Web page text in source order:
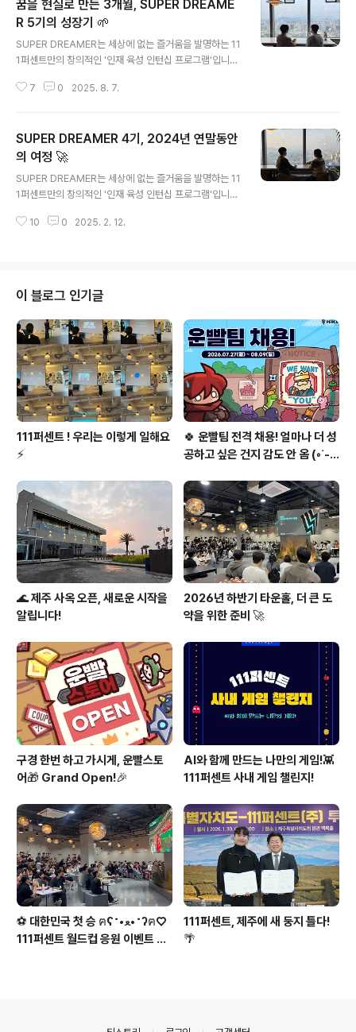
CD로 성장하기까지의 여정과 111퍼센트만의 빠르고 유연
한 일하는 방식을 직접 들어봤습니다. ☺️ 현재 슈퍼드리머
6기 모집이 진행 중인 만큼,🔥🔥슈퍼드리머 출신 CD분들
이 들려주는 무궁무진한 성장 기회와 111퍼센트의 일하는
방식에 대한 이야기 !! 절대 놓치지 마세요! Q. 안녕하세요 !
두 분 자기소개 부탁드립니다. 지카이스 : 안녕하세요!..
꿈을 현실로 만든 3개월, SUPER DREAME
R 5기의 성장기 🌱
SUPER DREAMER는 세상에 없는 즐거움을 발명하는 11
1퍼센트만의 창의적인 '인재 육성 인턴십 프로그램'입니다.
년도 4기를 이어, 2025년 4월부터 6월까지 3개월 동안
개발의 A-Z 까지 경험할 수 있기 때문에 경쟁률이 더 치열
해지고 있는데요. 특히, 이번 5기는 132:1이라는 역대급
경쟁률을 기록하였습니다 ! ♥️ 3기부터는 아트 직군도 함
께 참여하면서, 그 기회가 확대되었는데요. 매 기수의 대부
분이 111퍼센트의 정규직으로 합류할 만큼 높은 전환율을
보이고 있습니다 !덕분에 슈퍼드리머는 단순한 인턴십을
7 0 2025. 8. 7.
SUPER DREAMER 4기, 2024년 연말동안
의 여정 🚀
SUPER DREAMER는 세상에 없는 즐거움을 발명하는 11
1퍼센트만의 창의적인 '인재 육성 인턴십 프로그램'입니
22년도 2기, 2023년도 3기에 이어 2024년에도 슈퍼드
험할 수 있기 때문에 매번 경쟁률이 높은데요, 이번 4기는
특히나 역대급 지원자 수와 함께 42:1이라는 경쟁률을 보
일 정도로 많은 분들이 지원해 주셨어요! 많은 관심에 다시
한번 더 감사드립니다. ❤️이번 슈퍼드리머 4기로 입사하여
정규직 전환까지 합격한 컨티뉴님, 히포님의 인터뷰를 진
행했..
10 0 2025. 2. 12.
이 블로그 인기글
111퍼센트 ! 우리는 이렇게 일해요
⚡
🍀 운빨팀 전격 채용! 얼마나 더 성
공하고 싶은 건지 감도 안 옴 (◦︎˙-˙
🌊 제주 사옥 오픈, 새로운 시작을
알립니다!
2026년 하반기 타운홀, 더 큰 도
약을 위한 준비 🚀
구경 한번 하고 가시게, 운빨스토
어🎁 Grand Open!🎉
AI와 함께 만드는 나만의 게임!👾
111퍼센트 사내 게임 챌린지!
⚽ 대한민국 첫 승 ฅʕ˶•ﻌ•˶ʔฅ♡
111퍼센트 월드컵 응원 이벤트 스
111퍼센트, 제주에 새 둥지 틀다!
🌴